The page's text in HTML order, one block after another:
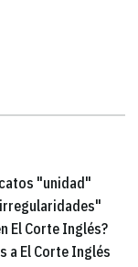
"unidad"
El Corte Inglés?
a El Corte Inglés